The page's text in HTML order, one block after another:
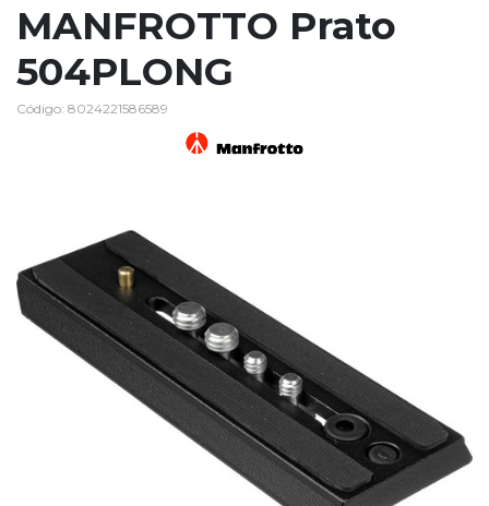
MANFROTTO Prato
504PLONG
Código: 8024221586589